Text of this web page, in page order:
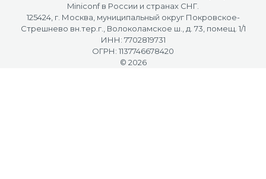
Miniconf в России и странах СНГ.
125424, г. Москва, муниципальный округ Покровское-
Стрешнево вн.тер.г., Волоколамское ш., д. 73, помещ. 1/1
ИНН: 7702819731
ОГРН: 1137746678420
© 2026